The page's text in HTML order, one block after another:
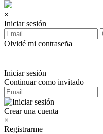
×
Iniciar sesión
Olvidé mi contraseña
Iniciar sesión
Continuar como invitado
Crear una cuenta
×
Registrarme